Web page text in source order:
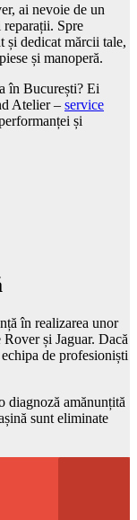
ai nevoie de un
Spre
și dedicat mărcii tale,
și manoperă.
în București? Ei
Atelier – service
și
în realizarea unor
și Jaguar. Dacă
de profesioniști
diagnoză amănunțită
sunt eliminate